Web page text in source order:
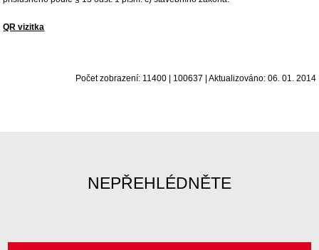
QR vizitka
Počet zobrazení: 11400 | 100637 | Aktualizováno: 06. 01. 2014
NEPŘEHLÉDNĚTE